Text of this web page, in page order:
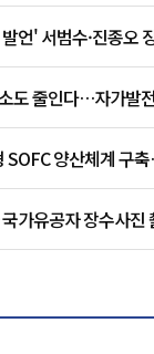
언' 서범수·진종오
도 줄인다…자가발
SOFC 양산체계 구
가유공자 장수사진